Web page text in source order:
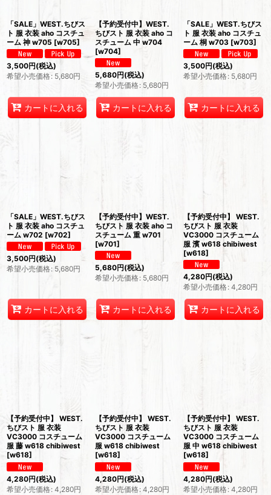
「SALE」WEST.ちびス
ト 服 衣装 aho コスチュ
ーム 神 w705 [w705]
3,500円(税込)
希望小売価格: 5,680円
カートに入れる
【予約受付中】WEST.
ちびスト 服 衣装 aho コ
スチューム 中 w704
[w704]
5,680円(税込)
希望小売価格 : 5,680円
カートに入れる
「SALE」WEST.ちびス
ト 服 衣装 aho コスチュ
ーム 桐 w703 [w703]
3,500円(税込)
希望小売価格: 5,680円
カートに入れる
「SALE」WEST.ちびス
ト 服 衣装 aho コスチュ
ーム w702 [w702]
3,500円(税込)
希望小売価格: 5,680円
カートに入れる
【予約受付中】WEST.
ちびスト 服 衣装 aho コ
スチューム 重 w701
[w701]
5,680円(税込)
希望小売価格 : 5,680円
カートに入れる
【予約受付中】 WEST.
ちびスト 服 衣装
VC3000 コスチューム
服 濱 w618 chibiwest
[w618]
4,280円(税込)
希望小売価格: 4,280円
カートに入れる
【予約受付中】 WEST.
ちびスト 服 衣装
VC3000 コスチューム
服 藤 w618 chibiwest
[w618]
4,280円(税込)
希望小売価格: 4,280円
【予約受付中】 WEST.
ちびスト 服 衣装
VC3000 コスチューム
服 w618 chibiwest
[w618]
4,280円(税込)
希望小売価格: 4,280円
【予約受付中】 WEST.
ちびスト 服 衣装
VC3000 コスチューム
服 中 w618 chibiwest
[w618]
4,280円(税込)
希望小売価格: 4,280円